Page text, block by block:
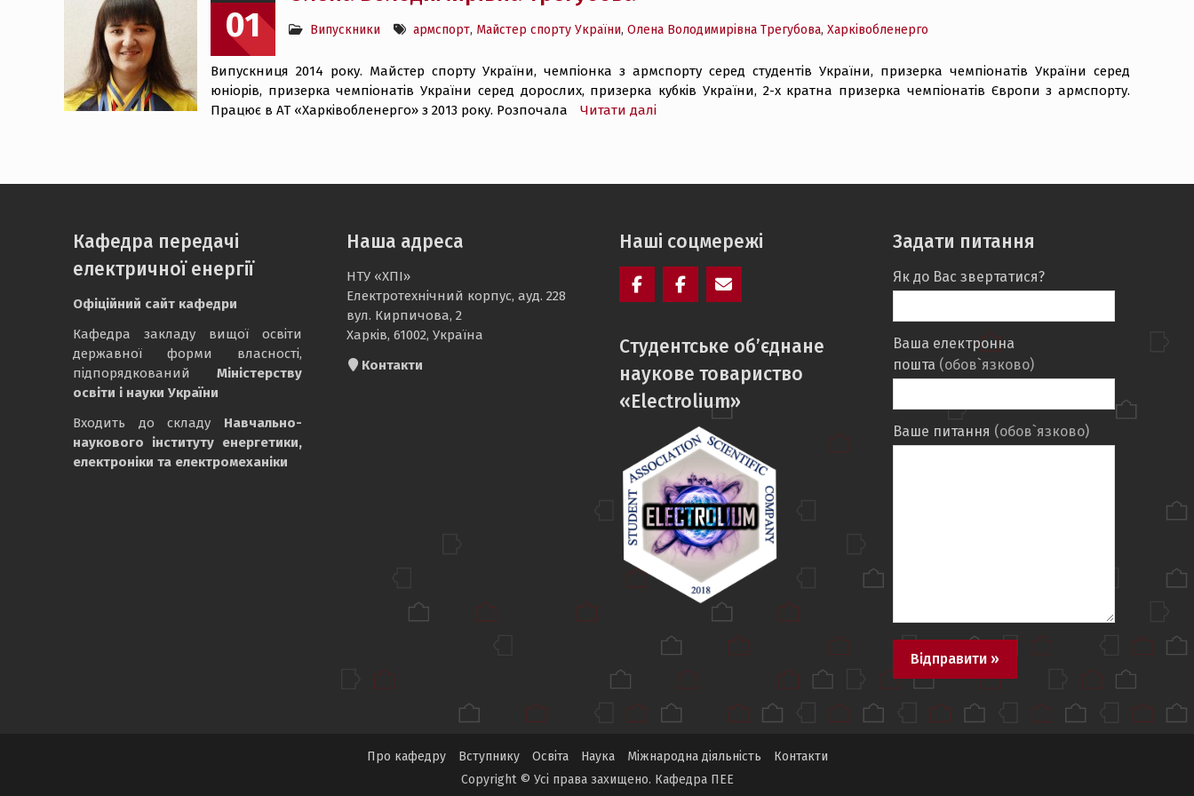
01 Випускники армспорт, Майстер спорту України, Олена Володимирівна Трегубова, Харківобленерго
Випускниця 2014 року. Майстер спорту України, чемпіонка з армспорту серед студентів України, призерка чемпіонатів України серед
юніорів, призерка чемпіонатів України серед дорослих, призерка кубків України, 2-х кратна призерка чемпіонатів Європи з армспорту.
Працює в АТ «Харківобленерго» з 2013 року. Розпочала
Читати далі
Кафедра передачі
електричної енергії
Офіційний сайт кафедри
Кафедра закладу вищої освіти
державної форми власності,
підпорядкований Міністерству
освіти і науки України
Входить до складу Навчально-
наукового інституту енергетики,
електроніки та електромеханіки
Наша адреса
НТУ «ХПІ»
Електротехнічний корпус, ауд. 228
вул. Кирпичова, 2
Харків, 61002, Україна
Контакти
Наші соцмережі
Cтудентське об’єднане
наукове товариство
«Electrolium»
Задати питання
Як до Вас звертатися?
Ваша електронна
пошта (обов`язково)
Ваше питання (обов`язково)
Про кафедру Вступнику Освіта Наука Міжнародна діяльність
Контакти
Copyright © Усі права захищено. Кафедра ПЕЕ